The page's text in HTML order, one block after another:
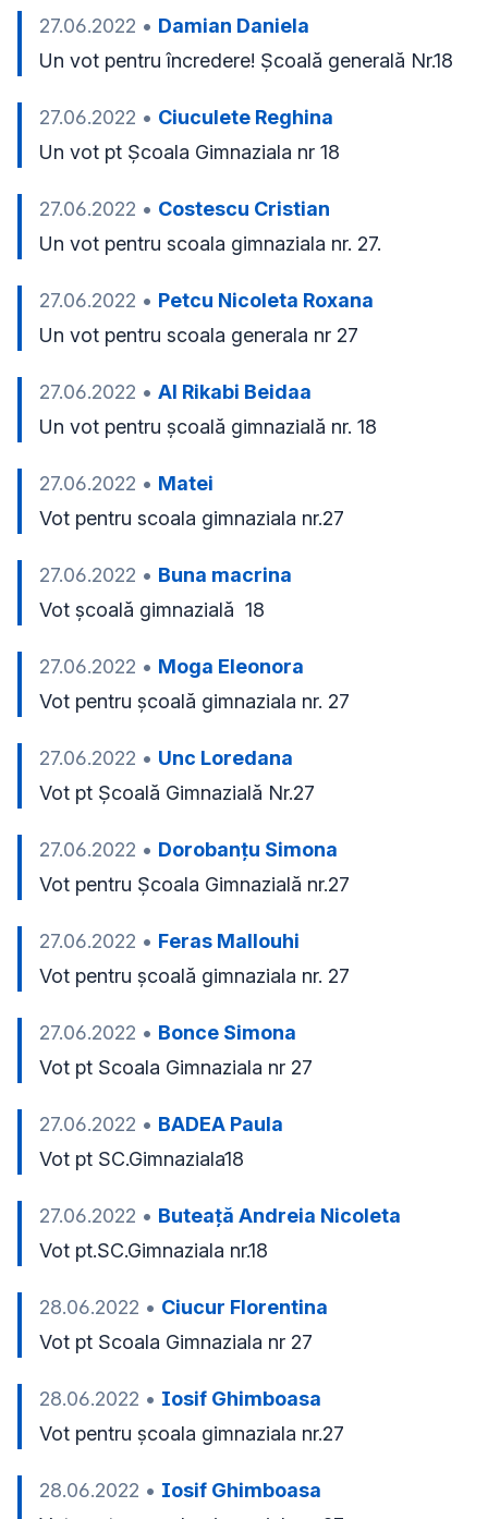
27.06.2022 • Damian Daniela
Un vot pentru încredere! Școală generală Nr.18
27.06.2022 • Ciuculete Reghina
Un vot pt Școala Gimnaziala nr 18
27.06.2022 • Costescu Cristian
Un vot pentru scoala gimnaziala nr. 27.
27.06.2022 • Petcu Nicoleta Roxana
Un vot pentru scoala generala nr 27
27.06.2022 • Al Rikabi Beidaa
Un vot pentru școală gimnazială nr. 18
27.06.2022 • Matei
Vot pentru scoala gimnaziala nr.27
27.06.2022 • Buna macrina
Vot școală gimnazială  18
27.06.2022 • Moga Eleonora
Vot pentru școală gimnaziala nr. 27
27.06.2022 • Unc Loredana
Vot pt Școală Gimnazială Nr.27
27.06.2022 • Dorobanțu Simona
Vot pentru Școala Gimnazială nr.27
27.06.2022 • Feras Mallouhi
Vot pentru școală gimnaziala nr. 27
27.06.2022 • Bonce Simona
Vot pt Scoala Gimnaziala nr 27
27.06.2022 • BADEA Paula
Vot pt SC.Gimnaziala18
27.06.2022 • Buteață Andreia Nicoleta
Vot pt.SC.Gimnaziala nr.18
28.06.2022 • Ciucur Florentina
Vot pt Scoala Gimnaziala nr 27
28.06.2022 • Iosif Ghimboasa
Vot pentru școala gimnaziala nr.27
28.06.2022 • Iosif Ghimboasa